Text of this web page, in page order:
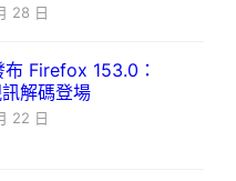
28 日
Firefox 153.0：
解碼登場
22 日